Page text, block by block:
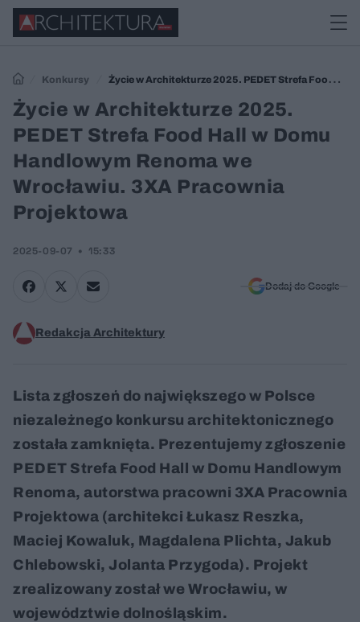
Konkursy
Życie w Architekturze 2025. PEDET Strefa Food Hall
w Domu Handlowym Renoma we Wrocławiu. 3XA Pracownia
Projektowa
Życie w Architekturze 2025.
PEDET Strefa Food Hall w Domu
Handlowym Renoma we
Wrocławiu. 3XA Pracownia
Projektowa
2025-09-07 15:33
Dodaj do Google
Redakcja Architektury
Lista zgłoszeń do największego w Polsce
niezależnego konkursu architektonicznego
została zamknięta. Prezentujemy zgłoszenie
PEDET Strefa Food Hall w Domu Handlowym
Renoma, autorstwa pracowni 3XA Pracownia
Projektowa (architekci Łukasz Reszka,
Maciej Kowaluk, Magdalena Plichta, Jakub
Chlebowski, Jolanta Przygoda). Projekt
zrealizowany został we Wrocławiu, w
województwie dolnośląskim.